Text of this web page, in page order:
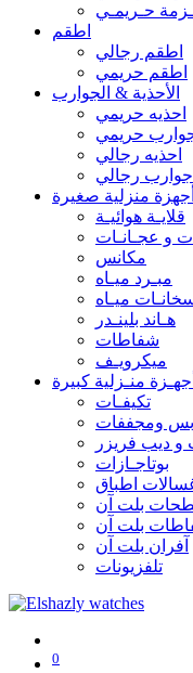
حـريمـي
اطقم
اطقم رجالي
اطقم حريمي
الأحذية & الجوارب
احذيه حريمي
حريمي
احذيه رجالي
جوارب رجالي
أجهزة منزلية صغيرة
قلايـة هوائيـة
و عجـانـات
مكانس
مبـرد ميـاه
ميـاه
هـاند بلينـدر
شفاطات
ميكرويـف
أجهـزة منـزلية كبيرة
تكيفـات
ومجففات
و ديب فريزر
بوتاجـازات
اطباق
بلت آن
بلت آن
آفران بلت آن
تلفزيونات
0